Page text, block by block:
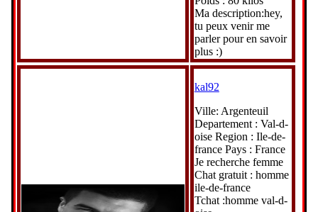
Ma description:hey,
tu peux venir me
parler pour en savoir
plus :)
kal92
Ville: Argenteuil
Departement : Val-d-
oise Region : Ile-de-
france Pays : France
Je recherche femme
Chat gratuit : homme
ile-de-france
Tchat :homme val-d-